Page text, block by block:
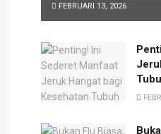
FEBRUARI 13, 2026